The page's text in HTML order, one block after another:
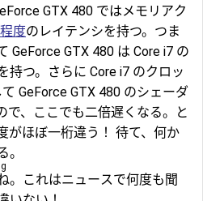
GTX 480 ではメモリアク
度のレイテンシを持つ。つま
GeForce GTX 480 は Core i7 の
持つ。さらに Core i7 のクロッ
GeForce GTX 480 のシェーダ
で、ここでも二倍遅くなる。と
がほぼ一桁違う！ 待て、何か
。
。これはニュースで何度も聞